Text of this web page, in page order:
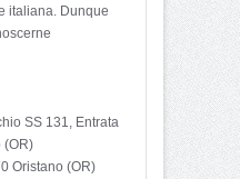
italiana. Dunque
SS 131, Entrata
(OR)
Oristano (OR)